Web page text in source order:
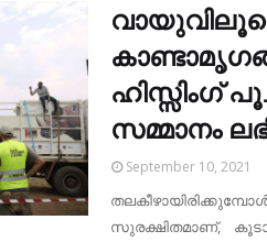
ഹിസ്സിംഗ്
സമ്മാനം
September 10, 2021
സുരക്ഷിതമാണ്,